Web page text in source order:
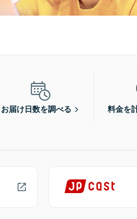
お届け日数を調べる 料金を